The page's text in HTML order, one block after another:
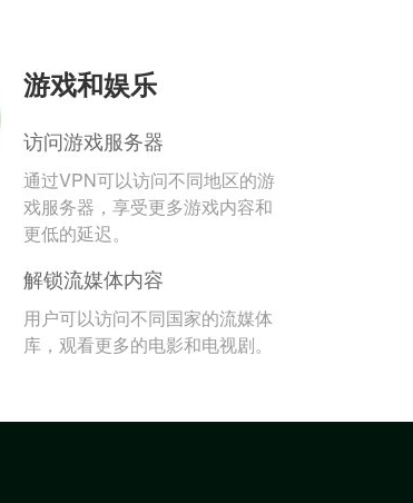
游戏和娱乐
访问游戏服务器
通过VPN可以访问不同地区的游
戏服务器，享受更多游戏内容和
更低的延迟。
解锁流媒体内容
用户可以访问不同国家的流媒体
库，观看更多的电影和电视剧。